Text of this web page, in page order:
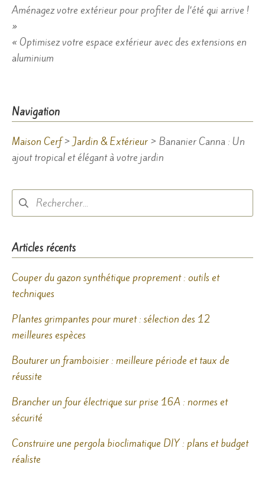
Navigation
de
l’article
Aménagez votre extérieur pour profiter de l’été qui arrive !
»
« Optimisez votre espace extérieur avec des extensions en
aluminium
Navigation
Maison Cerf> Jardin & Extérieur > Bananier Canna : Un
ajout tropical et élégant à votre jardin
Rechercher :
Articles récents
Couper du gazon synthétique proprement : outils et
techniques
Plantes grimpantes pour muret : sélection des 12
meilleures espèces
Bouturer un framboisier : meilleure période et taux de
réussite
Brancher un four électrique sur prise 16A : normes et
sécurité
Construire une pergola bioclimatique DIY : plans et budget
réaliste